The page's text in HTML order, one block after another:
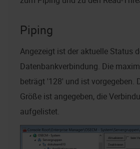
Piping
Angezeigt ist der aktuelle Status
Datenbankverbindung. Die
beträgt '128' und ist vorgegeben.
Größe ist angegeben, die
aufgelistet.